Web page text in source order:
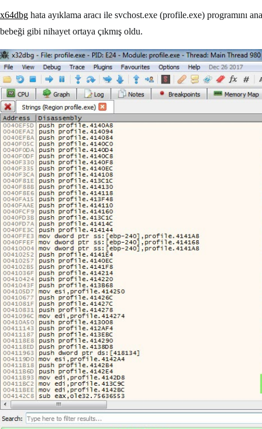
x64dbg hata ayıklama aracı ile svchost.exe (profile.exe) programını
bebeği gibi nihayet ortaya çıkmış oldu.